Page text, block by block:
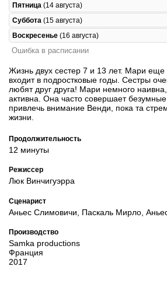
Пятница (14 августа)
Суббота (15 августа)
Воскресенье (16 августа)
Ошибка в расписании
Жизнь двух сестер 7 и 13 лет. Мари
входит в подростковые годы. Сестры
любят друг друга! Мари немного
активна. Она часто совершает
привлечь внимание Венди, пока та
жизни.
Продолжительность
12 минуты
Режиссер
Люк Винчигуэрра
Сценарист
Аньес Слимовичи, Паскаль Мирло,
Производство
Samka productions
Франция
2017